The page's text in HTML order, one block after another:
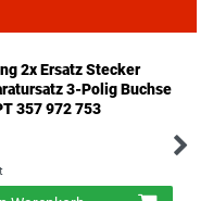
2x Ersatz Stecker
3-Polig Buchse
357 972 753